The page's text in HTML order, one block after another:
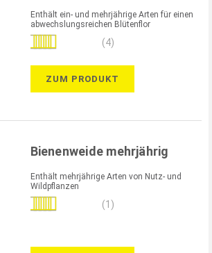
Enthält ein- und mehrjährige Arten für einen
abwechslungsreichen Blütenflor
Bewertung:
(4)
ZUM PRODUKT
Bienenweide mehrjährig
Enthält mehrjährige Arten von Nutz- und
Wildpflanzen
Bewertung:
(1)